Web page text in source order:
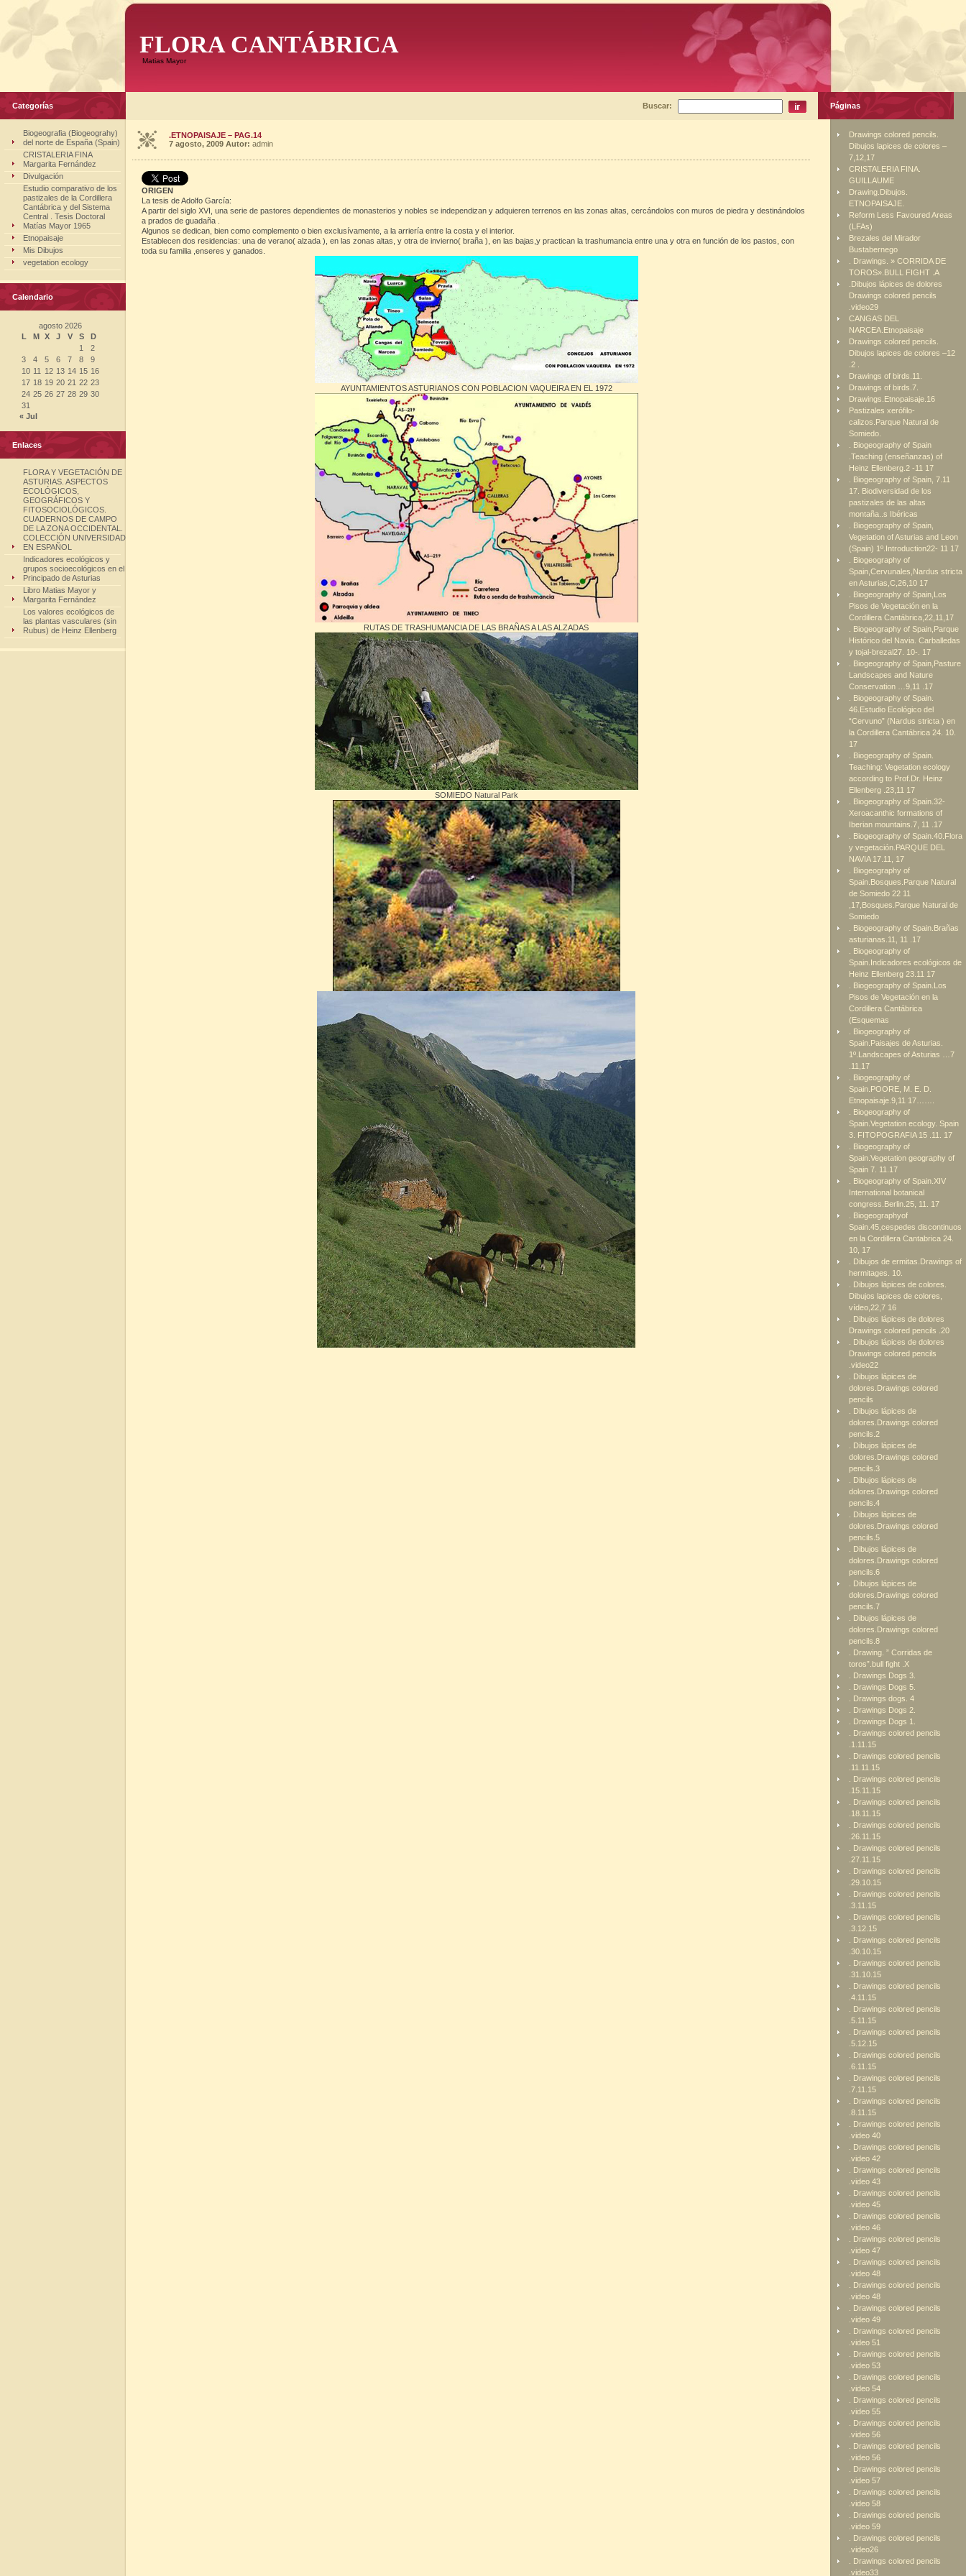
FLORA CANTÁBRICA
Matias Mayor
Categorías
Biogeografia (Biogeograhy)
del norte de España (Spain)
CRISTALERIA FINA
Margarita Fernández
Divulgación
Estudio comparativo de los
pastizales de la Cordillera
Cantábrica y del Sistema
Central . Tesis Doctoral
Matías Mayor 1965
Etnopaisaje
Mis Dibujos
vegetation ecology
Calendario
agosto 2026
L
M X J V S
D
1
2
3
4 5 6 7 8
9
10 11 12 13 14 15 16
17 18 19 20 21 22 23
24 25 26 27 28 29 30
31
« Jul
Enlaces
FLORA Y VEGETACIÓN DE
ASTURIAS. ASPECTOS
ECOLÓGICOS,
GEOGRÁFICOS Y
FITOSOCIOLÓGICOS.
CUADERNOS DE CAMPO
DE LA ZONA OCCIDENTAL.
COLECCIÓN UNIVERSIDAD
EN ESPAÑOL
Indicadores ecológicos y
grupos socioecológicos en el
Principado de Asturias
Libro Matias Mayor y
Margarita Fernández
Los valores ecológicos de
las plantas vasculares (sin
Rubus) de Heinz Ellenberg
Buscar:
.ETNOPAISAJE – PAG.14
7 agosto, 2009 Autor: admin
ORIGEN
La tesis de Adolfo García:
A partir del siglo XVI, una serie de pastores dependientes de monasterios y nobles se independizan y adquieren terrenos en las zonas altas, cercándolos con muros de piedra y destinándolos
a prados de guadaña .
Algunos se dedican, bien como complemento o bien exclusívamente, a la arriería entre la costa y el interior.
Establecen dos residencias: una de verano( alzada ), en las zonas altas, y otra de invierno( braña ), en las bajas,y practican la trashumancia entre una y otra en función de los pastos, con
toda su familia ,enseres y ganados.
AYUNTAMIENTOS ASTURIANOS CON POBLACION VAQUEIRA EN EL 1972
RUTAS DE TRASHUMANCIA DE LAS BRAÑAS A LAS ALZADAS
SOMIEDO Natural Park
Páginas
Drawings colored pencils.
Dibujos lapices de colores –
7,12,17
CRISTALERIA FINA.
GUILLAUME
Drawing.Dibujos.
ETNOPAISAJE.
Reform Less Favoured Areas
(LFAs)
Brezales del Mirador
Bustabernego
. Drawings. » CORRIDA DE
TOROS».BULL FIGHT .A
.Dibujos lápices de dolores
Drawings colored pencils
.video29
CANGAS DEL
NARCEA.Etnopaisaje
Drawings colored pencils.
Dibujos lapices de colores –12
.2 .
Drawings of birds.11.
Drawings of birds.7.
Drawings.Etnopaisaje.16
Pastizales xerófilo-
calizos.Parque Natural de
Somiedo.
. Biogeography of Spain
.Teaching (enseñanzas) of
Heinz Ellenberg.2 -11 17
. Biogeography of Spain, 7.11
17. Biodiversidad de los
pastizales de las altas
montaña..s Ibéricas
. Biogeography of Spain,
Vegetation of Asturias and Leon
(Spain) 1º.Introduction22- 11 17
. Biogeography of
Spain,Cervunales,Nardus stricta
en Asturias,C,26,10 17
. Biogeography of Spain,Los
Pisos de Vegetación en la
Cordillera Cantábrica,22,11,17
. Biogeography of Spain,Parque
Histórico del Navia. Carballedas
y tojal-brezal27. 10-. 17
. Biogeography of Spain,Pasture
Landscapes and Nature
Conservation …9,11 .17
. Biogeography of Spain.
46.Estudio Ecológico del
“Cervuno” (Nardus stricta ) en
la Cordillera Cantábrica 24. 10.
17
. Biogeography of Spain.
Teaching: Vegetation ecology
according to Prof.Dr. Heinz
Ellenberg .23,11 17
. Biogeography of Spain.32-
Xeroacanthic formations of
Iberian mountains.7, 11 .17
. Biogeography of Spain.40.Flora
y vegetación.PARQUE DEL
NAVIA 17.11, 17
. Biogeography of
Spain.Bosques.Parque Natural
de Somiedo 22 11
,17,Bosques.Parque Natural de
Somiedo
. Biogeography of Spain.Brañas
asturianas.11, 11 .17
. Biogeography of
Spain.Indicadores ecológicos de
Heinz Ellenberg 23.11 17
. Biogeography of Spain.Los
Pisos de Vegetación en la
Cordillera Cantábrica
(Esquemas
. Biogeography of
Spain.Paisajes de Asturias.
1º.Landscapes of Asturias …7
.11,17
. Biogeography of
Spain.POORE, M. E. D.
Etnopaisaje.9,11 17…….
. Biogeography of
Spain.Vegetation ecology. Spain
3. FITOPOGRAFIA 15 .11. 17
. Biogeography of
Spain.Vegetation geography of
Spain 7. 11.17
. Biogeography of Spain.XIV
International botanical
congress.Berlin.25, 11. 17
. Biogeographyof
Spain.45,cespedes discontinuos
en la Cordillera Cantabrica 24.
10, 17
. Dibujos de ermitas.Drawings of
hermitages. 10.
. Dibujos lápices de colores.
Dibujos lapices de colores,
vídeo,22,7 16
. Dibujos lápices de dolores
Drawings colored pencils .20
. Dibujos lápices de dolores
Drawings colored pencils
.video22
. Dibujos lápices de
dolores.Drawings colored
pencils
. Dibujos lápices de
dolores.Drawings colored
pencils.2
. Dibujos lápices de
dolores.Drawings colored
pencils.3
. Dibujos lápices de
dolores.Drawings colored
pencils.4
. Dibujos lápices de
dolores.Drawings colored
pencils.5
. Dibujos lápices de
dolores.Drawings colored
pencils.6
. Dibujos lápices de
dolores.Drawings colored
pencils.7
. Dibujos lápices de
dolores.Drawings colored
pencils.8
. Drawing. ” Corridas de
toros”.bull fight .X
. Drawings Dogs 3.
. Drawings Dogs 5.
. Drawings dogs. 4
. Drawings Dogs 2.
. Drawings Dogs 1.
. Drawings colored pencils
.1.11.15
. Drawings colored pencils
.11.11.15
. Drawings colored pencils
.15.11.15
. Drawings colored pencils
.18.11.15
. Drawings colored pencils
.26.11.15
. Drawings colored pencils
.27.11.15
. Drawings colored pencils
.29.10.15
. Drawings colored pencils
.3.11.15
. Drawings colored pencils
.3.12.15
. Drawings colored pencils
.30.10.15
. Drawings colored pencils
.31.10.15
. Drawings colored pencils
.4.11.15
. Drawings colored pencils
.5.11.15
. Drawings colored pencils
.5.12.15
. Drawings colored pencils
.6.11.15
. Drawings colored pencils
.7.11.15
. Drawings colored pencils
.8.11.15
. Drawings colored pencils
.video 40
. Drawings colored pencils
.video 42
. Drawings colored pencils
.video 43
. Drawings colored pencils
.video 45
. Drawings colored pencils
.video 46
. Drawings colored pencils
.video 47
. Drawings colored pencils
.video 48
. Drawings colored pencils
.video 48
. Drawings colored pencils
.video 49
. Drawings colored pencils
.video 51
. Drawings colored pencils
.video 53
. Drawings colored pencils
.video 54
. Drawings colored pencils
.video 55
. Drawings colored pencils
.video 56
. Drawings colored pencils
.video 56
. Drawings colored pencils
.video 57
. Drawings colored pencils
.video 58
. Drawings colored pencils
.video 59
. Drawings colored pencils
.video26
. Drawings colored pencils
.video33